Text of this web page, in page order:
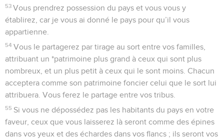
53 Vous prendrez possession du pays et vous vous y
établirez, car je vous ai donné le pays pour qu’il vous
appartienne.
54 Vous le partagerez par tirage au sort entre vos familles,
attribuant un *patrimoine plus grand à ceux qui sont plus
nombreux, et un plus petit à ceux qui le sont moins. Chacun
acceptera comme son patrimoine foncier celui que le sort lui
attribuera. Vous ferez le partage entre vos tribus.
55 Si vous ne dépossédez pas les habitants du pays en votre
faveur, ceux que vous laisserez là seront comme des épines
dans vos yeux et des échardes dans vos flancs ; ils seront vos